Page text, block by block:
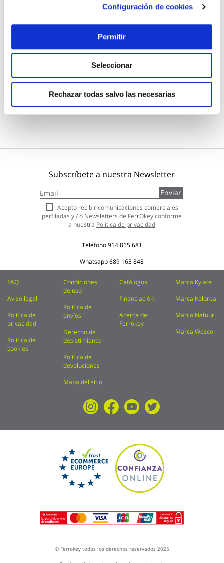
Configuración de cookies
Permitir
Seleccionar
Rechazar todas salvo las necesarias
7,09 €
Añadir al carrito
Subscríbete a nuestra Newsletter
a
nuestro
boletín
de
Enviar
Acepto recibir comunicaciones comerciales
perfiladas y / o Newsletters de FerrOkey conforme
a nuestra Política de privacidad
Teléfono914 815 681
Whatsapp689 163 848
FAQ
Aviso legal
Política de
privacidad
Política de
cookies
Condiciones
de uso
Política de
envíos
Derecho de
desistimiento
Política de
devoluciones
Mapa del sitio
Catálogos
Financiación
Acerca de
Ferrokey
Marca Kylate
Marca Kolorea
Marca Natuur
Marca Wesco
© Ferrokey todos los derechos reservados 2025